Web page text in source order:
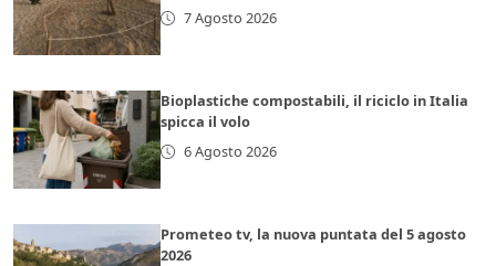
7 Agosto 2026
Bioplastiche compostabili, il riciclo in Italia
spicca il volo
6 Agosto 2026
Prometeo tv, la nuova puntata del 5 agosto
2026